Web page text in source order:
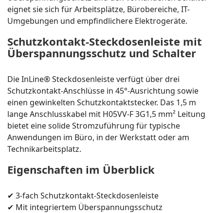
eignet sie sich für Arbeitsplätze, Bürobereiche, IT-
Umgebungen und empfindlichere Elektrogeräte.
Schutzkontakt-Steckdosenleiste mit
Überspannungsschutz und Schalter
Die InLine® Steckdosenleiste verfügt über drei
Schutzkontakt-Anschlüsse in 45°-Ausrichtung sowie
einen gewinkelten Schutzkontaktstecker. Das 1,5 m
lange Anschlusskabel mit H05VV-F 3G1,5 mm² Leitung
bietet eine solide Stromzuführung für typische
Anwendungen im Büro, in der Werkstatt oder am
Technikarbeitsplatz.
Eigenschaften im Überblick
✔ 3-fach Schutzkontakt-Steckdosenleiste
✔ Mit integriertem Überspannungsschutz